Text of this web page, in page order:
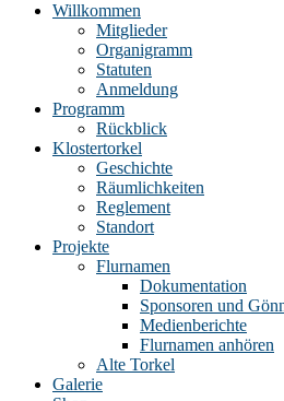
Willkommen
Mitglieder
Organigramm
Statuten
Anmeldung
Programm
Rückblick
Klostertorkel
Geschichte
Räumlichkeiten
Reglement
Standort
Projekte
Flurnamen
Dokumentation
Sponsoren und
Medienberichte
Flurnamen anhören
Alte Torkel
Galerie